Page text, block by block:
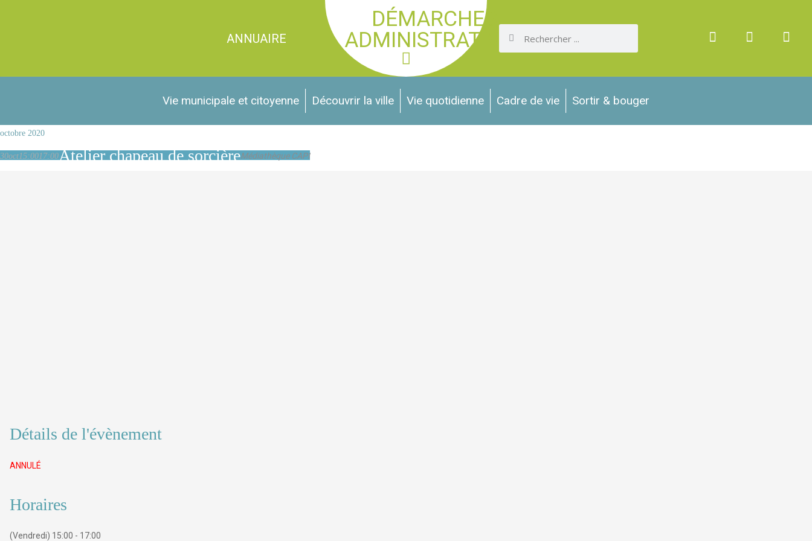
ANNUAIRE
DÉMARCHES
ADMINISTRATIVES
Vie municipale et citoyenne Découvrir la ville Vie quotidienne Cadre de vie Sortir & bouger
octobre 2020
30oct15:0017:00Atelier chapeau de sorcièreMédiathèque CAPI
Détails de l'évènement
ANNULÉ
Horaires
(Vendredi) 15:00 - 17:00